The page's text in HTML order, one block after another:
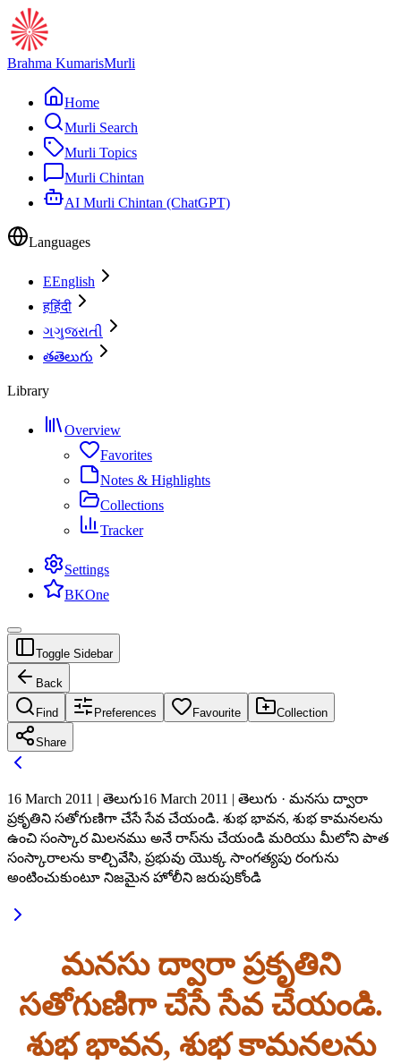
Brahma KumarisMurli
Home
Murli Search
Murli Topics
Murli Chintan
AI Murli Chintan (ChatGPT)
Languages
EEnglish
हहिंदी
ગગુજરાતી
తతెలుగు
Library
Overview
Favorites
Notes & Highlights
Collections
Tracker
Settings
BKOne
Toggle Sidebar
Back
Find Preferences Favourite Collection
Share
16 March 2011 | తెలుగు16 March 2011 | తెలుగు · మనసు ద్వారా
ప్రకృతిని సతోగుణిగా చేసే సేవ చేయండి. శుభ భావన, శుభ కామనలను
ఉంచి సంస్కార మిలనము అనే రాస్‌ను చేయండి మరియు మీలోని పాత
సంస్కారాలను కాల్చివేసి, ప్రభువు యొక్క సాంగత్యపు రంగును
అంటించుకుంటూ నిజమైన హోలీని జరుపుకోండి
మనసు ద్వారా ప్రకృతిని
సతోగుణిగా చేసే సేవ చేయండి.
శుభ భావన, శుభ కామనలను